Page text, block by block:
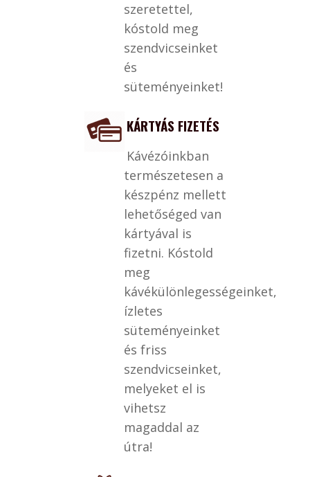
szeretettel,
kóstold meg
szendvicseinket
és
süteményeinket!
KÁRTYÁS FIZETÉS
Kávézóinkban
természetesen a
készpénz mellett
lehetőséged van
kártyával is
fizetni. Kóstold
meg
kávékülönlegességeinket,
ízletes
süteményeinket
és friss
szendvicseinket,
melyeket el is
vihetsz
magaddal az
útra!